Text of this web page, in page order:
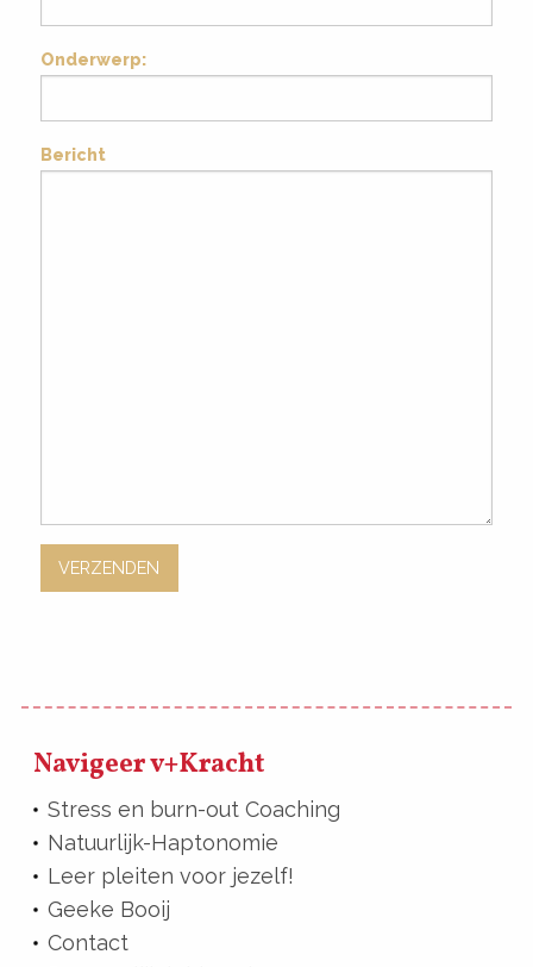
Onderwerp:
Bericht
Navigeer v+Kracht
Stress en burn-out Coaching
Natuurlijk-Haptonomie
Leer pleiten voor jezelf!
Geeke Booij
Contact